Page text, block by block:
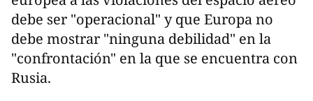
debe ser "operacional" y que Europa no
debe mostrar "ninguna debilidad" en la
"confrontación" en la que se encuentra con
Rusia.